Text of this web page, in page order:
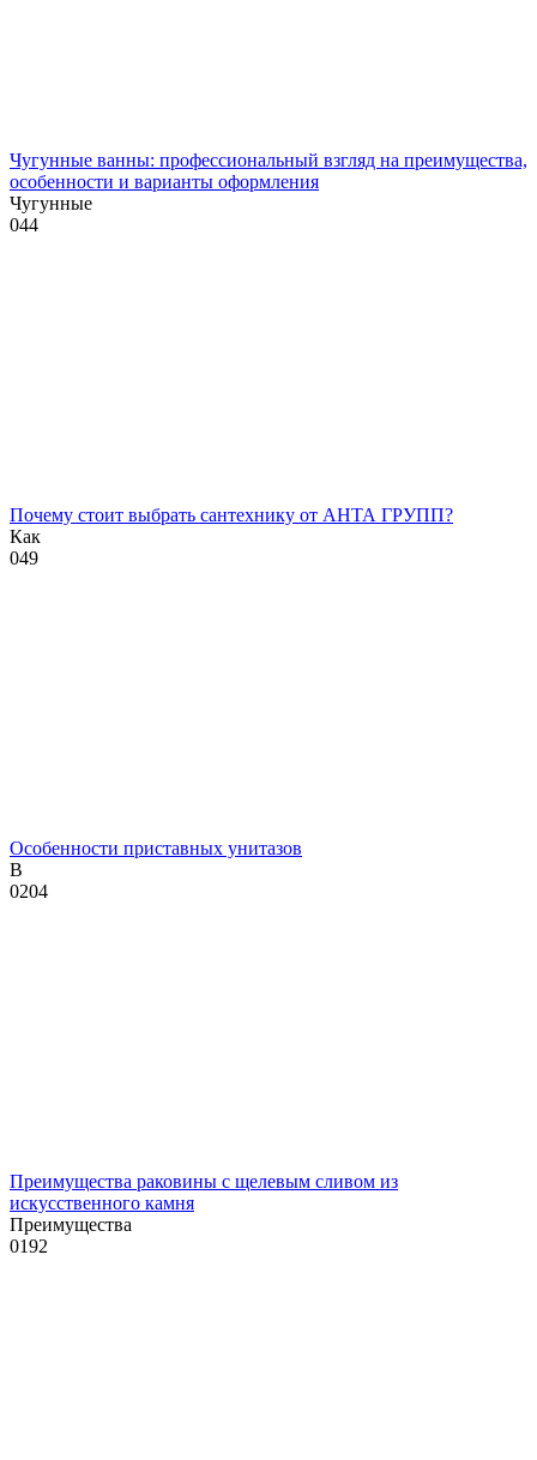
Чугунные ванны: профессиональный взгляд на преимущества,
особенности и варианты оформления
Чугунные
044
Почему стоит выбрать сантехнику от АНТА ГРУПП?
Как
049
Особенности приставных унитазов
В
0204
Преимущества раковины с щелевым сливом из
искусственного камня
Преимущества
0192